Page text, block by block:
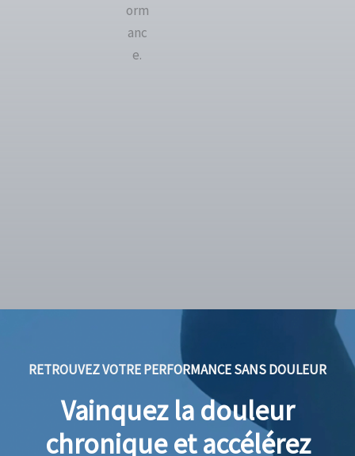
orm
anc
e.
RETROUVEZ VOTRE PERFORMANCE SANS DOULEUR
Vainquez la douleur
chronique et accélérez